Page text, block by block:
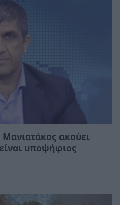
ακούει
υποψήφιος